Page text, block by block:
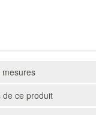
ce produit